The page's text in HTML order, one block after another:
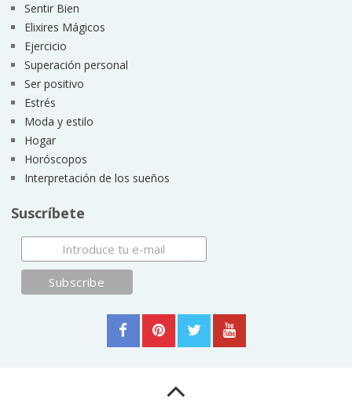
Sentir Bien
Elixires Mágicos
Ejercicio
Superación personal
Ser positivo
Estrés
Moda y estilo
Hogar
Horóscopos
Interpretación de los sueños
Suscríbete